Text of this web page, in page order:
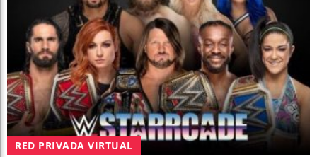
RED PRIVADA VIRTUAL